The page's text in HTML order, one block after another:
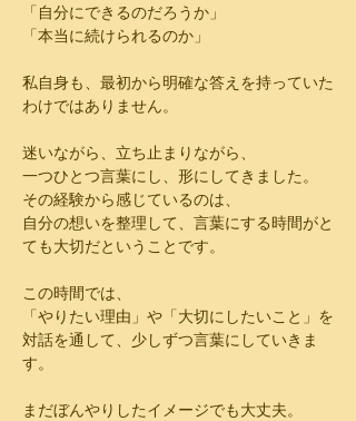
「自分にできるのだろうか」
「本当に続けられるのか」
私自身も、最初から明確な答えを持っていた
わけではありません。
迷いながら、立ち止まりながら、
一つひとつ言葉にし、形にしてきました。
その経験から感じているのは、
自分の想いを整理して、言葉にする時間がと
ても大切だということです。
この時間では、
「やりたい理由」や「大切にしたいこと」を
対話を通して、少しずつ言葉にしていきま
す。
まだぼんやりしたイメージでも大丈夫。